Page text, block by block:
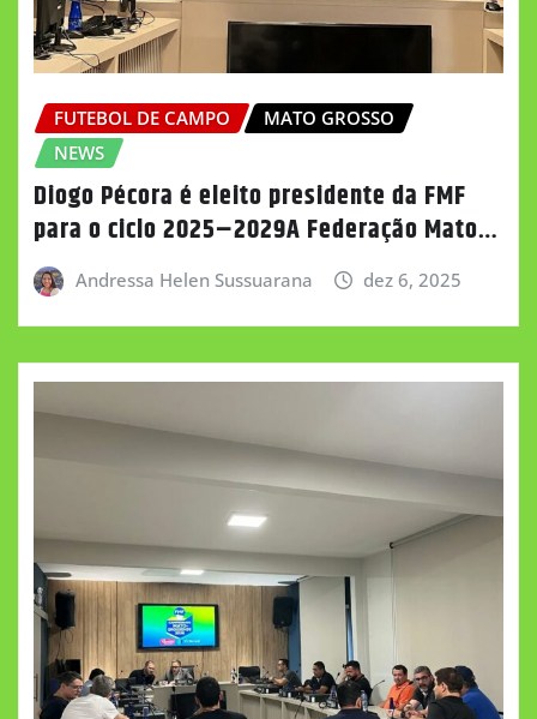
FUTEBOL DE CAMPO
MATO GROSSO
NEWS
Diogo Pécora é eleito presidente da FMF
para o ciclo 2025–2029A Federação Mato…
Andressa Helen Sussuarana dez 6, 2025